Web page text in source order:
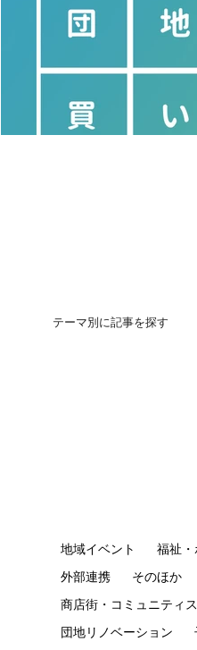
団地の買いかたテーマ別に記事を探す
地域イベント
福祉
外部連携
そのほか
商店街・コミュニティ
団地リノベーション